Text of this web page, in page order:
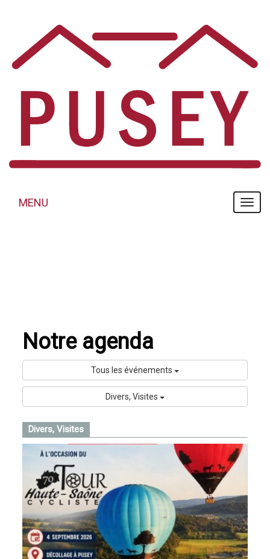
MENU
MENU
Notre agenda
Tous les événements
Divers, Visites
Divers, Visites